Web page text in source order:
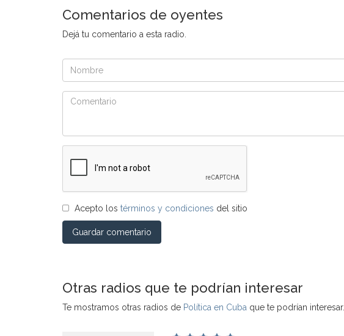
Comentarios de oyentes
Dejá tu comentario a esta radio.
Acepto los términos y condiciones del sitio
Guardar comentario
Otras radios que te podrían interesar
Te mostramos otras radios de Política en Cuba que te podrían interesar.